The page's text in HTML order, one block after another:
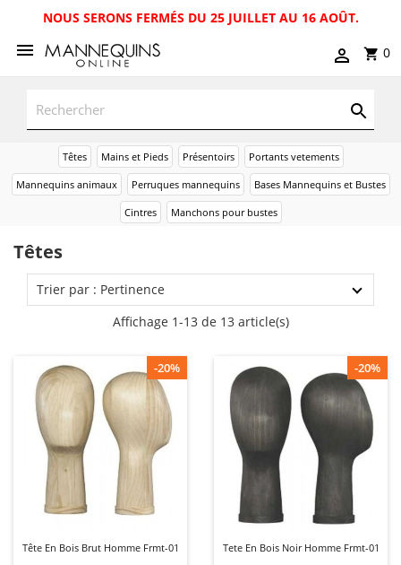
NOUS SERONS FERMÉS DU 25 JUILLET AU 16 AOÛT.
0
Têtes Mains et Pieds Présentoirs Portants vetements
Mannequins animaux Perruques mannequins Bases Mannequins et Bustes
Cintres Manchons pour bustes
Têtes
Trier par : Pertinence
Affichage 1-13 de 13 article(s)
-20%
Tête En Bois Brut Homme Frmt-01
-20%
Tete En Bois Noir Homme Frmt-01